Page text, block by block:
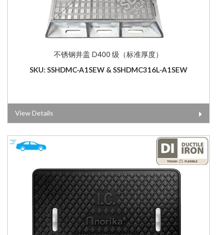
不锈钢井盖 D400 级（标准厚度）
SKU: SSHDMC-A1SEW & SSHDMC316L-A1SEW
View Details